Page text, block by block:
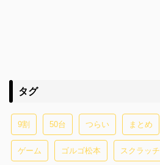
タグ
9割 50台 つらい まとめ
ゲーム ゴルゴ松本 スクラッチ